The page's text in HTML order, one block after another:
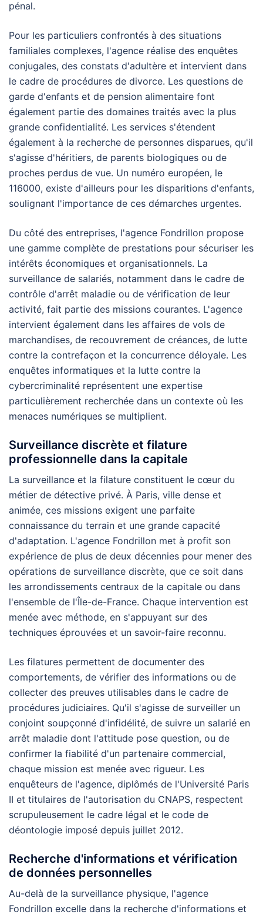
pénal.
Pour les particuliers confrontés à des situations
familiales complexes, l'agence réalise des enquêtes
conjugales, des constats d'adultère et intervient dans
le cadre de procédures de divorce. Les questions de
garde d'enfants et de pension alimentaire font
également partie des domaines traités avec la plus
grande confidentialité. Les services s'étendent
également à la recherche de personnes disparues, qu'il
s'agisse d'héritiers, de parents biologiques ou de
proches perdus de vue. Un numéro européen, le
116000, existe d'ailleurs pour les disparitions d'enfants,
soulignant l'importance de ces démarches urgentes.
Du côté des entreprises, l'agence Fondrillon propose
une gamme complète de prestations pour sécuriser les
intérêts économiques et organisationnels. La
surveillance de salariés, notamment dans le cadre de
contrôle d'arrêt maladie ou de vérification de leur
activité, fait partie des missions courantes. L'agence
intervient également dans les affaires de vols de
marchandises, de recouvrement de créances, de lutte
contre la contrefaçon et la concurrence déloyale. Les
enquêtes informatiques et la lutte contre la
cybercriminalité représentent une expertise
particulièrement recherchée dans un contexte où les
menaces numériques se multiplient.
Surveillance discrète et filature
professionnelle dans la capitale
La surveillance et la filature constituent le cœur du
métier de détective privé. À Paris, ville dense et
animée, ces missions exigent une parfaite
connaissance du terrain et une grande capacité
d'adaptation. L'agence Fondrillon met à profit son
expérience de plus de deux décennies pour mener des
opérations de surveillance discrète, que ce soit dans
les arrondissements centraux de la capitale ou dans
l'ensemble de l'Île-de-France. Chaque intervention est
menée avec méthode, en s'appuyant sur des
techniques éprouvées et un savoir-faire reconnu.
Les filatures permettent de documenter des
comportements, de vérifier des informations ou de
collecter des preuves utilisables dans le cadre de
procédures judiciaires. Qu'il s'agisse de surveiller un
conjoint soupçonné d'infidélité, de suivre un salarié en
arrêt maladie dont l'attitude pose question, ou de
confirmer la fiabilité d'un partenaire commercial,
chaque mission est menée avec rigueur. Les
enquêteurs de l'agence, diplômés de l'Université Paris
II et titulaires de l'autorisation du CNAPS, respectent
scrupuleusement le cadre légal et le code de
déontologie imposé depuis juillet 2012.
Recherche d'informations et vérification
de données personnelles
Au-delà de la surveillance physique, l'agence
Fondrillon excelle dans la recherche d'informations et